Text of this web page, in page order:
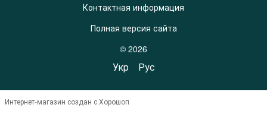
Контактная информация
Полная версия сайта
© 2026
Укр Рус
Интернет-магазин создан с Хорошоп